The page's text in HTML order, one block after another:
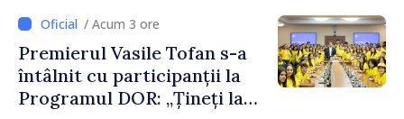
Moldova
/ Acum 3 ore
Premierul Vasile Tofan s-a
întâlnit cu participanții la
Programul DOR: „Țineți la